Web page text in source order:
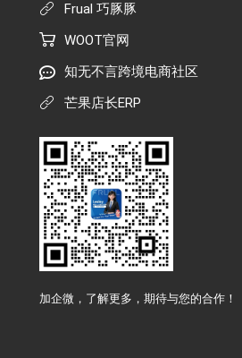
Frual 巧豚豚
WOOT官网
知无不言跨境电商社区
芒果店长ERP
加企微，了解更多，期待与您的合作！